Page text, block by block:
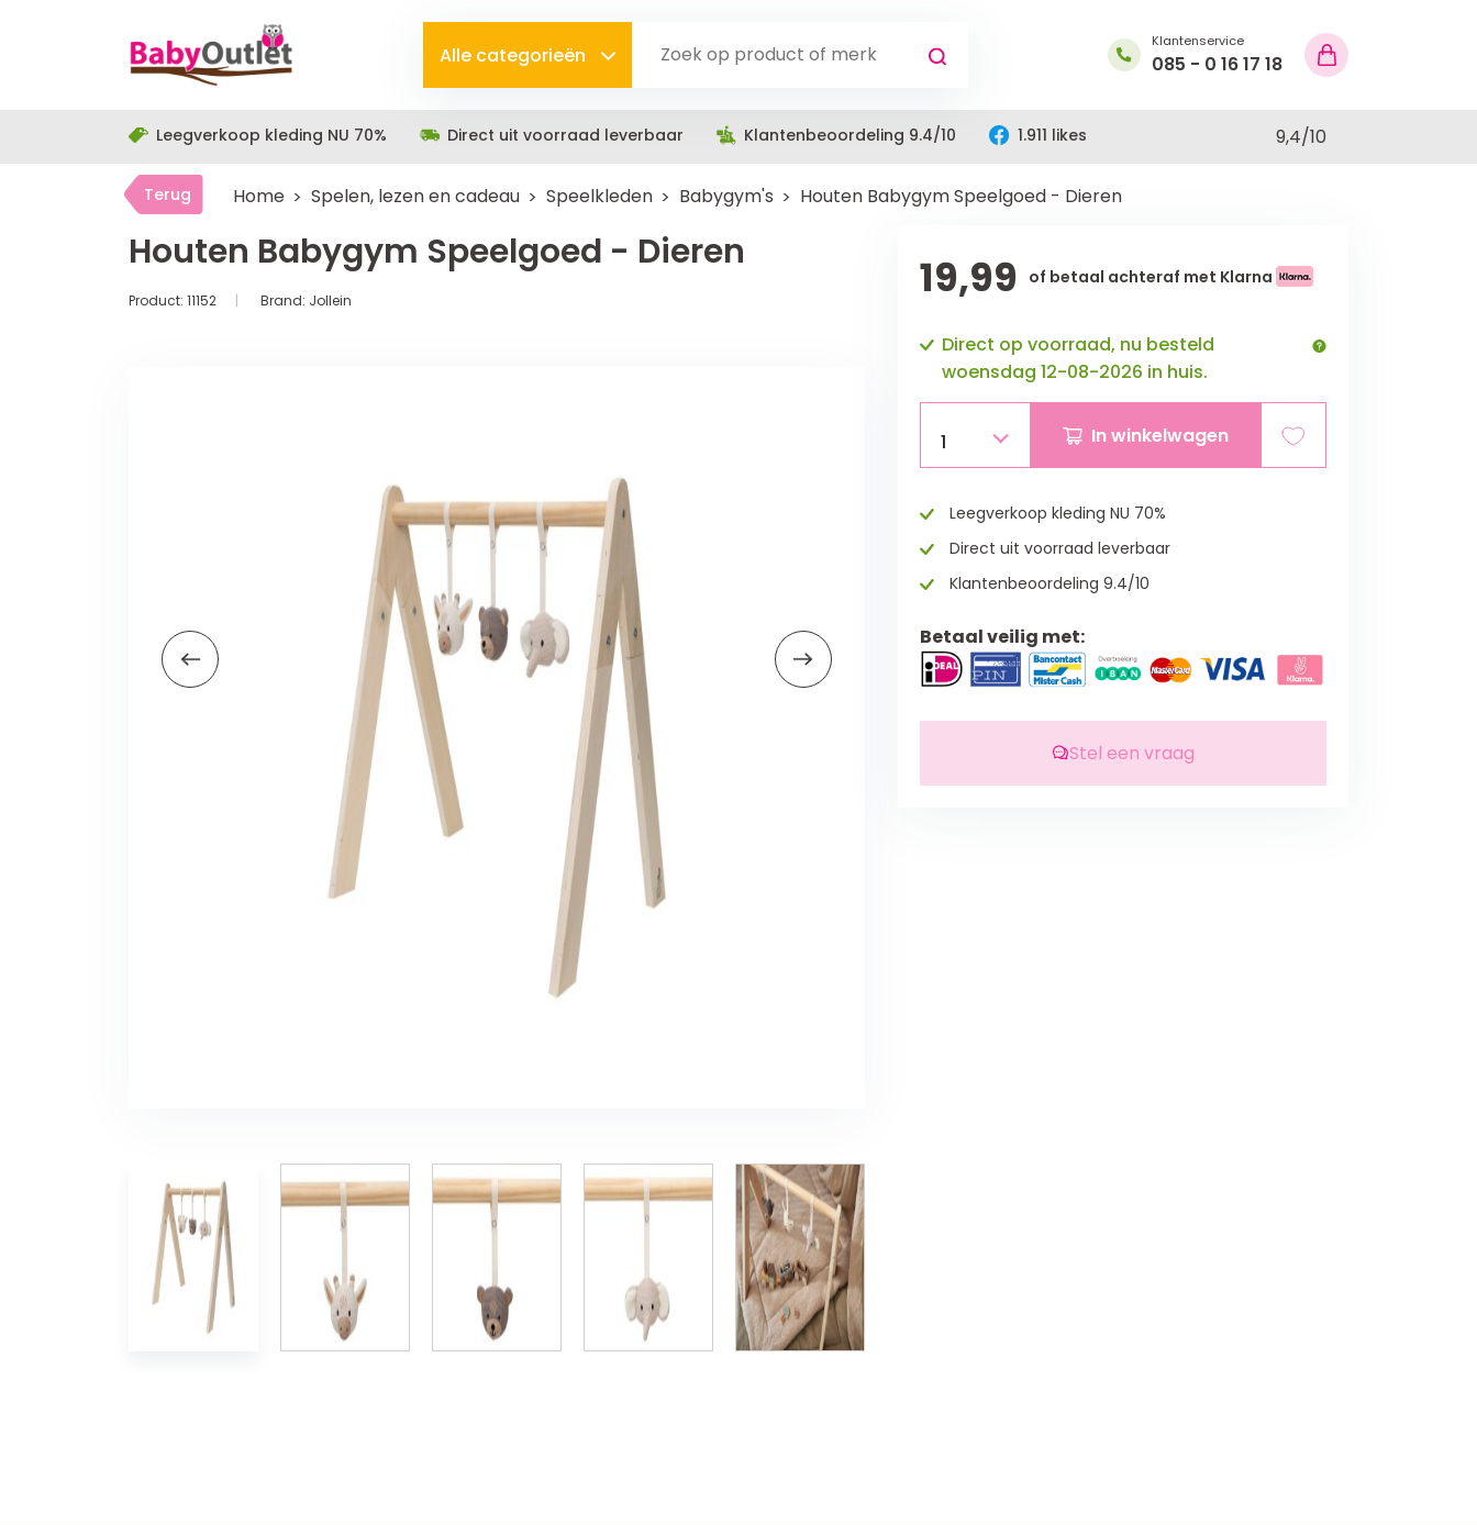
Alle categorieën
Klantenservice
085 - 0 16 17 18
Leegverkoop kleding NU 70% Direct uit voorraad leverbaar Klantenbeoordeling 9.4/10 1.911 likes 9,4/10
Terug Home Spelen, lezen en cadeau Speelkleden Babygym's Houten Babygym Speelgoed - Dieren
Houten Babygym Speelgoed - Dieren
Product: 11152 Brand: Jollein 19,99 of betaal achteraf met Klarna
Direct op voorraad, nu besteld
woensdag 12-08-2026 in huis.
1 In winkelwagen
Leegverkoop kleding NU 70%
Direct uit voorraad leverbaar
Klantenbeoordeling 9.4/10
Betaal veilig met:
Stel een vraag